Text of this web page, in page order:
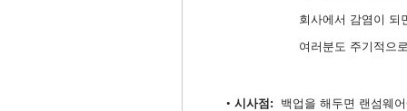
회사에서 감염이 되
여러분도 주기적으
• 시사점: 백업을 해두면 랜섬웨